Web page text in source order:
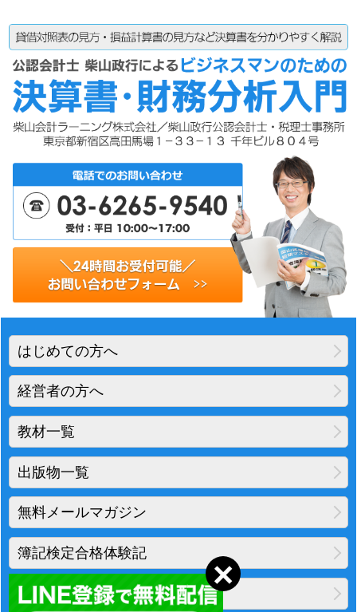
はじめての方へ
経営者の方へ
教材一覧
出版物一覧
無料メールマガジン
簿記検定合格体験記
地図・アクセス